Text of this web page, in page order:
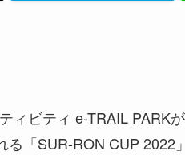
ィビティ e-TRAIL PARK
「SUR-RON CUP 2022